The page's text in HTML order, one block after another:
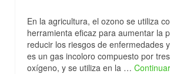
En la agricultura, el ozono se utiliza
herramienta eficaz para aumentar la
reducir los riesgos de enfermedades
es un gas incoloro compuesto por
oxígeno, y se utiliza en la … Continuar